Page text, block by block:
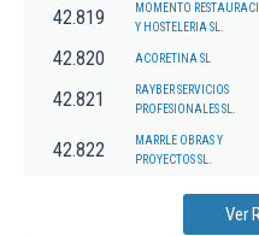
42.819
MOMENTO
Y HOSTELERIA SL.
42.820 ACORETINA SL
42.821
RAYBER SERVICIOS
PROFESIONALES SL.
42.822
MARRLE OBRAS Y
PROYECTOS SL.
Ver